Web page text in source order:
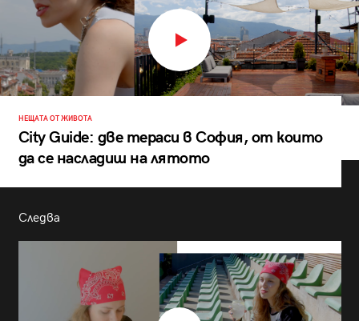
НЕЩАТА ОТ ЖИВОТА
City Guide: две тераси в София, от които
да се насладиш на лятото
Следва